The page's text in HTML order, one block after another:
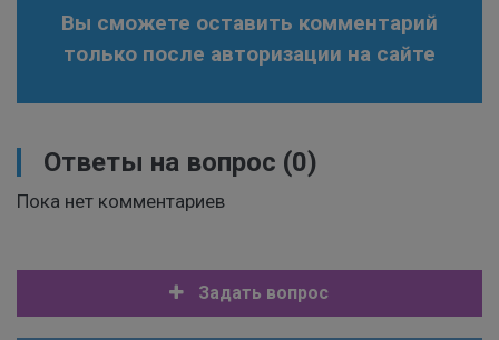
Вы сможете оставить комментарий
только после авторизации на сайте
Ответы на вопрос (0)
Пока нет комментариев
Задать вопрос